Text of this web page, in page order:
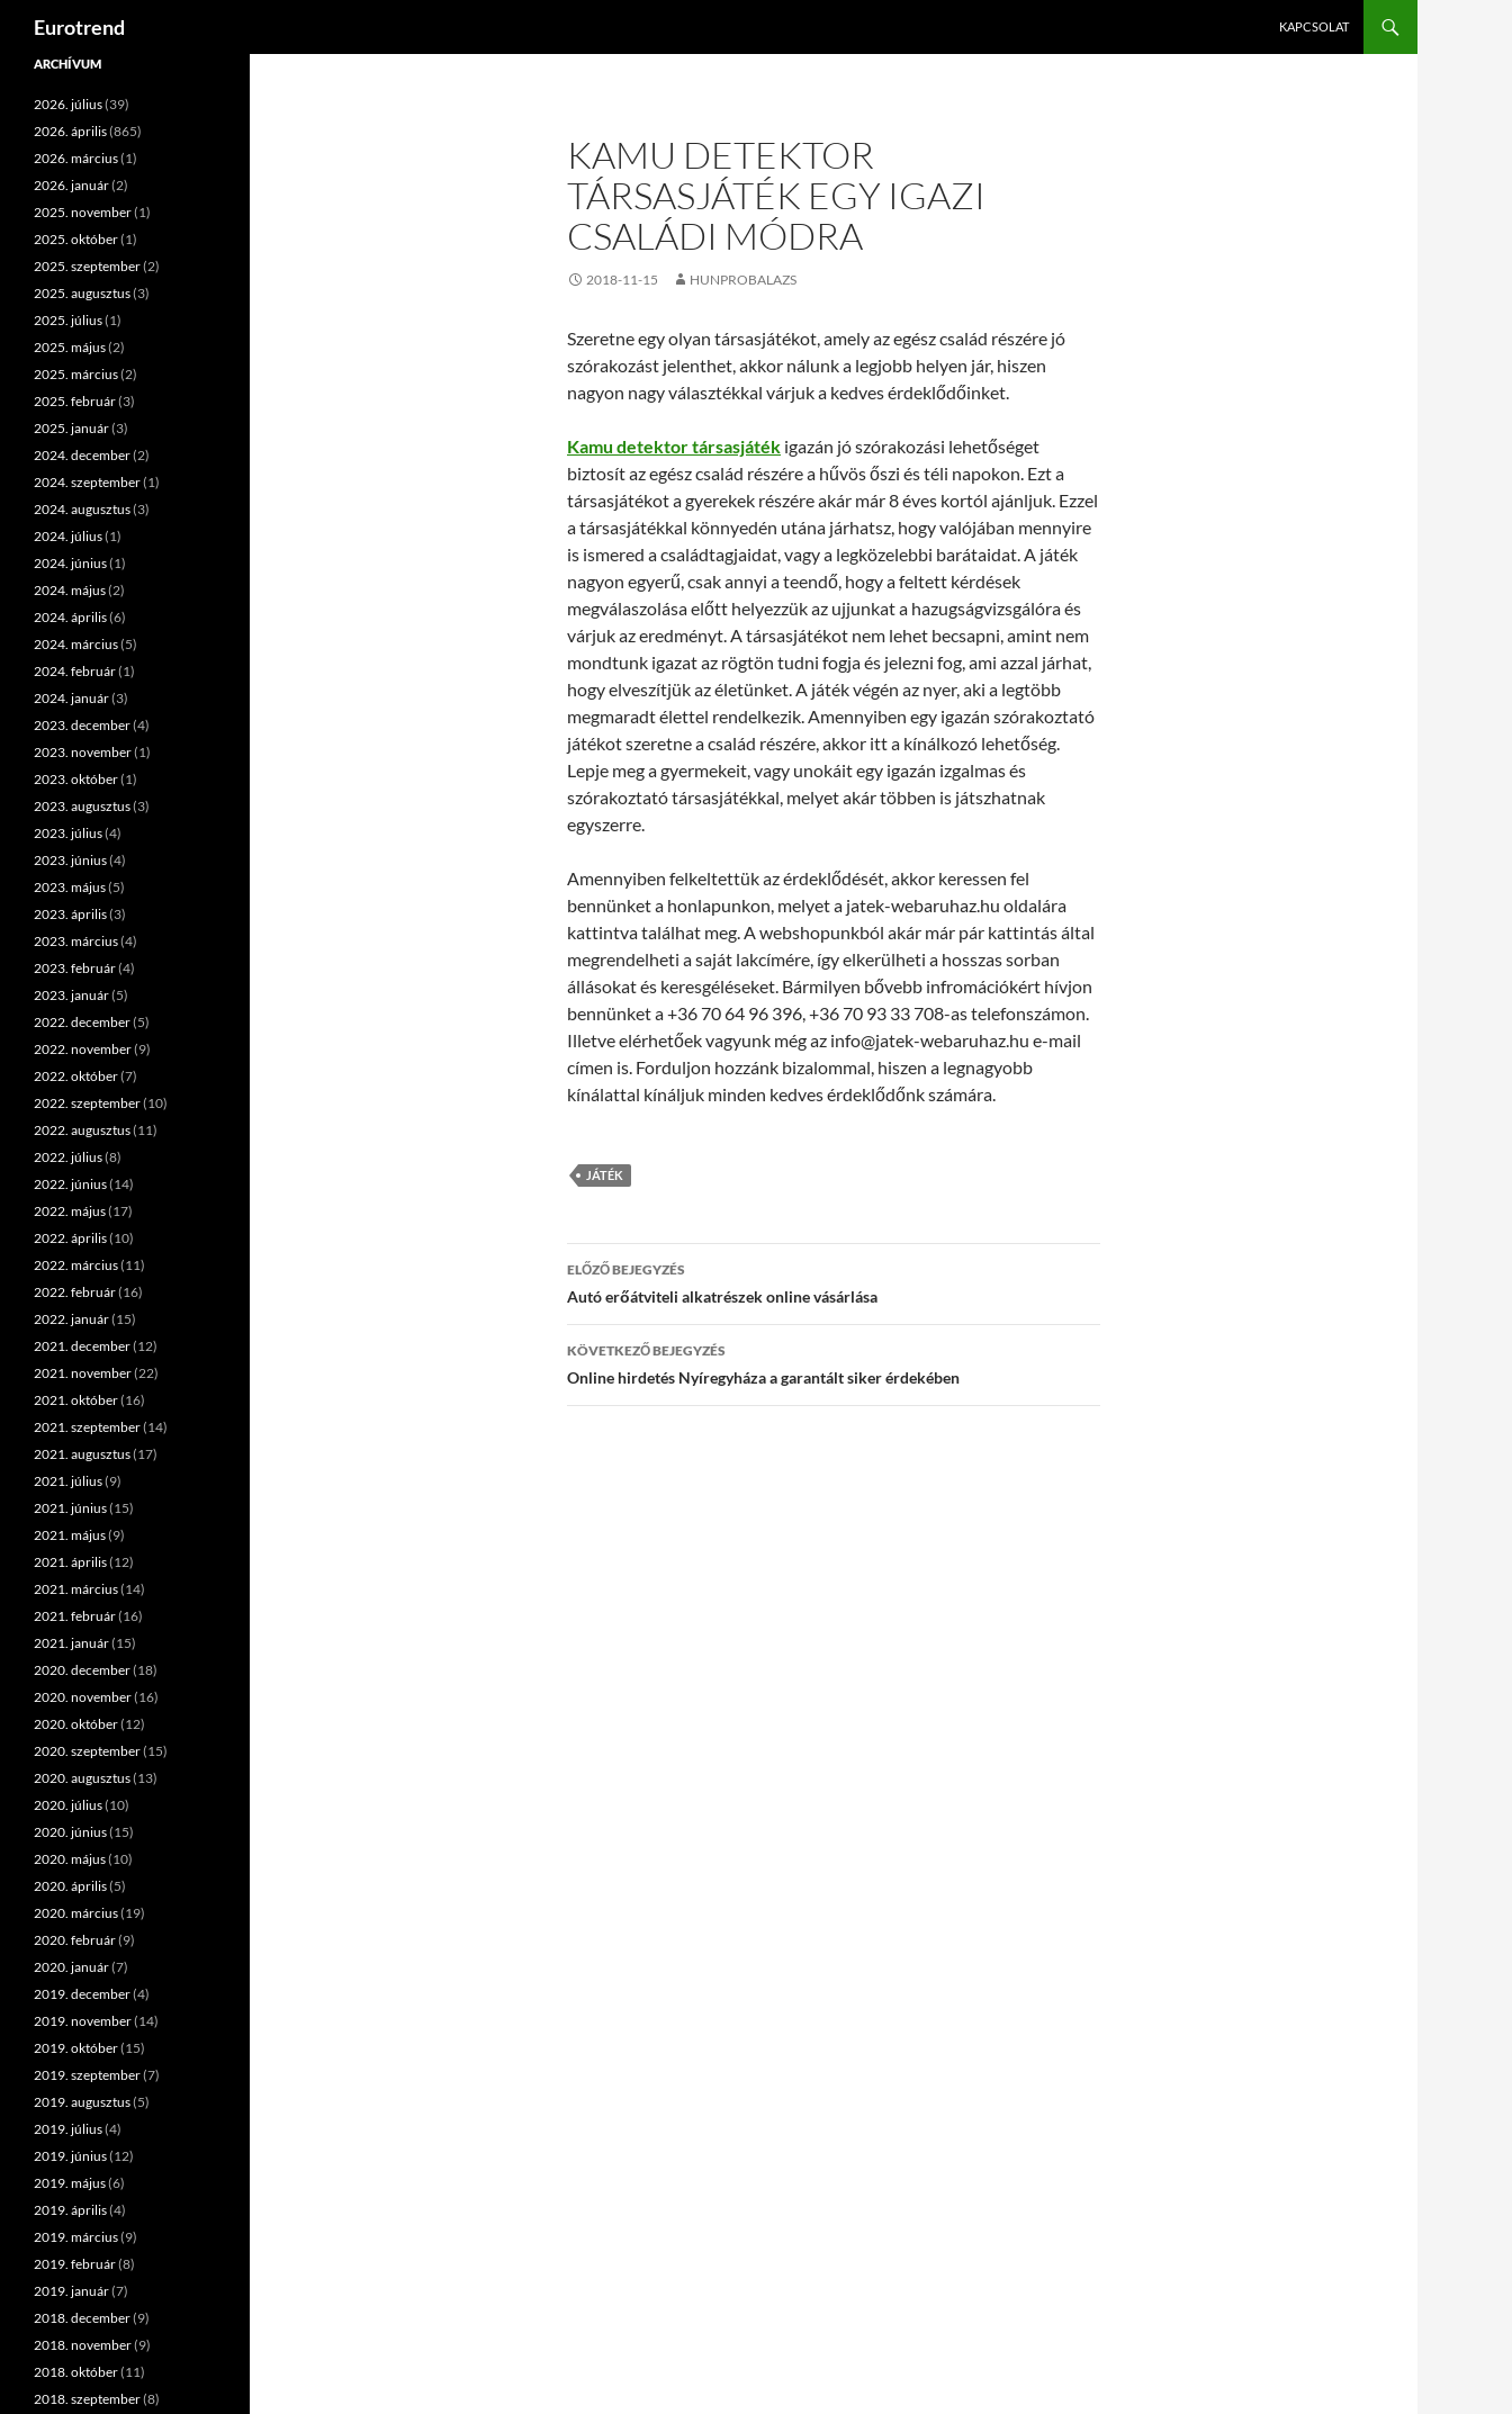
Kilépés
Eurotrend KAPCSOLAT
KAMU DETEKTOR
TÁRSASJÁTÉK EGY IGAZI
CSALÁDI MÓDRA
2018-11-15 HUNPROBALAZS
Szeretne egy olyan társasjátékot, amely az egész család részére jó
szórakozást jelenthet, akkor nálunk a legjobb helyen jár, hiszen
nagyon nagy választékkal várjuk a kedves érdeklődőinket.
Kamu detektor társasjáték igazán jó szórakozási lehetőséget
biztosít az egész család részére a hűvös őszi és téli napokon. Ezt a
társasjátékot a gyerekek részére akár már 8 éves kortól ajánljuk. Ezzel
a társasjátékkal könnyedén utána járhatsz, hogy valójában mennyire
is ismered a családtagjaidat, vagy a legközelebbi barátaidat. A játék
nagyon egyerű, csak annyi a teendő, hogy a feltett kérdések
megválaszolása előtt helyezzük az ujjunkat a hazugságvizsgálóra és
várjuk az eredményt. A társasjátékot nem lehet becsapni, amint nem
mondtunk igazat az rögtön tudni fogja és jelezni fog, ami azzal járhat,
hogy elveszítjük az életünket. A játék végén az nyer, aki a legtöbb
megmaradt élettel rendelkezik. Amennyiben egy igazán szórakoztató
játékot szeretne a család részére, akkor itt a kínálkozó lehetőség.
Lepje meg a gyermekeit, vagy unokáit egy igazán izgalmas és
szórakoztató társasjátékkal, melyet akár többen is játszhatnak
egyszerre.
Amennyiben felkeltettük az érdeklődését, akkor keressen fel
bennünket a honlapunkon, melyet a jatek-webaruhaz.hu oldalára
kattintva találhat meg. A webshopunkból akár már pár kattintás által
megrendelheti a saját lakcímére, így elkerülheti a hosszas sorban
állásokat és keresgéléseket. Bármilyen bővebb infromációkért hívjon
bennünket a +36 70 64 96 396, +36 70 93 33 708-as telefonszámon.
Illetve elérhetőek vagyunk még az info@jatek-webaruhaz.hu e-mail
címen is. Forduljon hozzánk bizalommal, hiszen a legnagyobb
kínálattal kínáljuk minden kedves érdeklődőnk számára.
JÁTÉK
Bejegyzés
navigáció
ELŐZŐ BEJEGYZÉS
Autó erőátviteli alkatrészek online vásárlása
KÖVETKEZŐ BEJEGYZÉS
Online hirdetés Nyíregyháza a garantált siker érdekében
ARCHÍVUM
2026. július(39)
2026. április(865)
2026. március(1)
2026. január(2)
2025. november(1)
2025. október(1)
2025. szeptember(2)
2025. augusztus(3)
2025. július(1)
2025. május(2)
2025. március(2)
2025. február(3)
2025. január(3)
2024. december(2)
2024. szeptember(1)
2024. augusztus(3)
2024. július(1)
2024. június(1)
2024. május(2)
2024. április(6)
2024. március(5)
2024. február(1)
2024. január(3)
2023. december(4)
2023. november(1)
2023. október(1)
2023. augusztus(3)
2023. július(4)
2023. június(4)
2023. május(5)
2023. április(3)
2023. március(4)
2023. február(4)
2023. január(5)
2022. december(5)
2022. november(9)
2022. október(7)
2022. szeptember(10)
2022. augusztus(11)
2022. július(8)
2022. június(14)
2022. május(17)
2022. április(10)
2022. március(11)
2022. február(16)
2022. január(15)
2021. december(12)
2021. november(22)
2021. október(16)
2021. szeptember(14)
2021. augusztus(17)
2021. július(9)
2021. június(15)
2021. május(9)
2021. április(12)
2021. március(14)
2021. február(16)
2021. január(15)
2020. december(18)
2020. november(16)
2020. október(12)
2020. szeptember(15)
2020. augusztus(13)
2020. július(10)
2020. június(15)
2020. május(10)
2020. április(5)
2020. március(19)
2020. február(9)
2020. január(7)
2019. december(4)
2019. november(14)
2019. október(15)
2019. szeptember(7)
2019. augusztus(5)
2019. július(4)
2019. június(12)
2019. május(6)
2019. április(4)
2019. március(9)
2019. február(8)
2019. január(7)
2018. december(9)
2018. november(9)
2018. október(11)
2018. szeptember(8)